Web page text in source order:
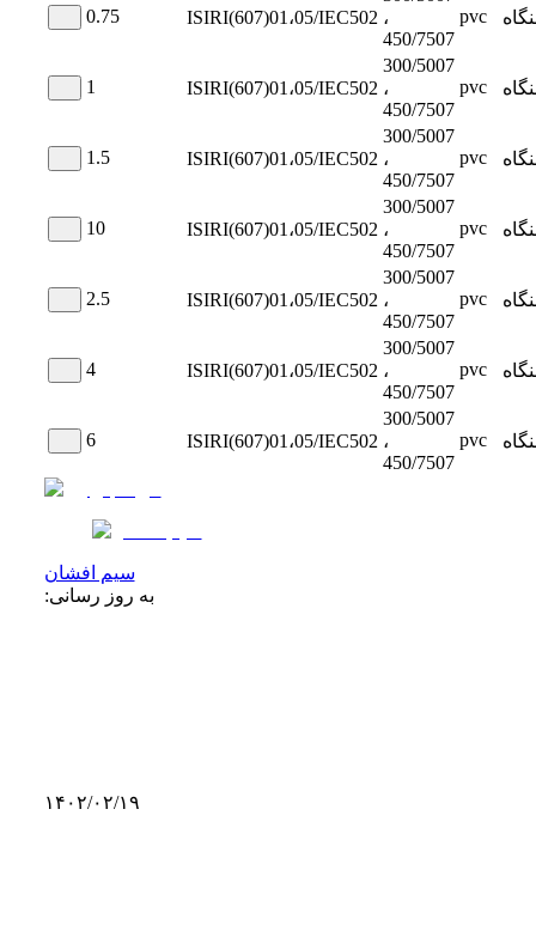
0.75 ISIRI(607)01،05/IEC502 ،
450/7507
pvc
1 ISIRI(607)01،05/IEC502
300/5007
،
450/7507
pvc
1.5 ISIRI(607)01،05/IEC502
300/5007
،
450/7507
pvc
10 ISIRI(607)01،05/IEC502
300/5007
،
450/7507
pvc
2.5 ISIRI(607)01،05/IEC502
300/5007
،
450/7507
pvc
4 ISIRI(607)01،05/IEC502
300/5007
،
450/7507
pvc
6 ISIRI(607)01،05/IEC502
300/5007
،
450/7507
pvc
سیم افشان
به روز رسانی:
۱۴۰۲/۰۲/۱۹